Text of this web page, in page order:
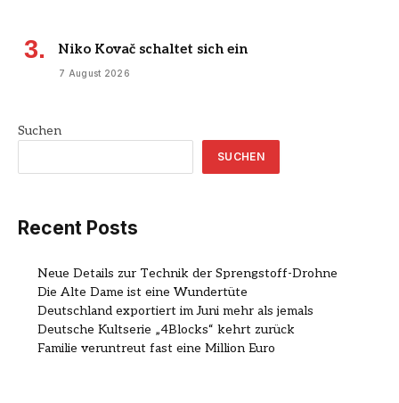
Niko Kovač schaltet sich ein
7 August 2026
Suchen
SUCHEN
Recent Posts
Neue Details zur Technik der Sprengstoff-Drohne
Die Alte Dame ist eine Wundertüte
Deutschland exportiert im Juni mehr als jemals
Deutsche Kultserie „4Blocks“ kehrt zurück
Familie veruntreut fast eine Million Euro